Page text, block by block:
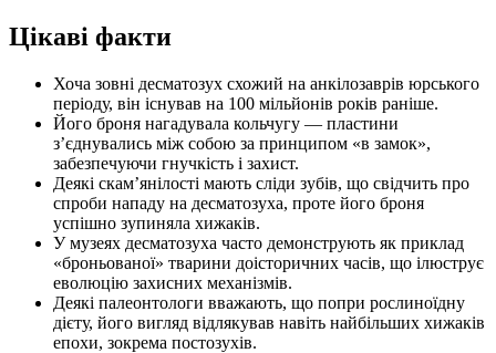
Цікаві факти
Хоча зовні десматозух схожий на анкілозаврів юрського
періоду, він існував на 100 мільйонів років раніше.
Його броня нагадувала кольчугу — пластини
з’єднувались між собою за принципом «в замок»,
забезпечуючи гнучкість і захист.
Деякі скам’янілості мають сліди зубів, що свідчить про
спроби нападу на десматозуха, проте його броня
успішно зупиняла хижаків.
У музеях десматозуха часто демонструють як приклад
«броньованої» тварини доісторичних часів, що ілюструє
еволюцію захисних механізмів.
Деякі палеонтологи вважають, що попри рослиноїдну
дієту, його вигляд відлякував навіть найбільших хижаків
епохи, зокрема постозухів.